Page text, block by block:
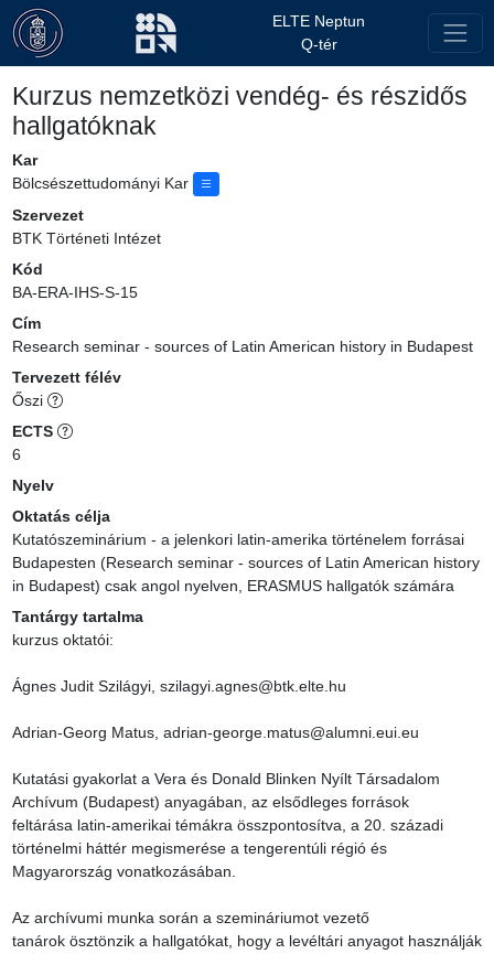
ELTE Neptun
Q-tér
Kurzus nemzetközi vendég- és részidős
hallgatóknak
Kar
Bölcsészettudományi Kar
Szervezet
BTK Történeti Intézet
Kód
BA-ERA-IHS-S-15
Cím
Research seminar - sources of Latin American history in Budapest
Tervezett félév
Őszi
ECTS
6
Nyelv
Oktatás célja
Kutatószeminárium - a jelenkori latin-amerika történelem forrásai
Budapesten (Research seminar - sources of Latin American history
in Budapest) csak angol nyelven, ERASMUS hallgatók számára
Tantárgy tartalma
kurzus oktatói:
Ágnes Judit Szilágyi, szilagyi.agnes@btk.elte.hu
Adrian-Georg Matus, adrian-george.matus@alumni.eui.eu
Kutatási gyakorlat a Vera és Donald Blinken Nyílt Társadalom
Archívum (Budapest) anyagában, az elsődleges források
feltárása latin-amerikai témákra összpontosítva, a 20. századi
történelmi háttér megismerése a tengerentúli régió és
Magyarország vonatkozásában.
Az archívumi munka során a szemináriumot vezető
tanárok ösztönzik a hallgatókat, hogy a levéltári anyagot használják